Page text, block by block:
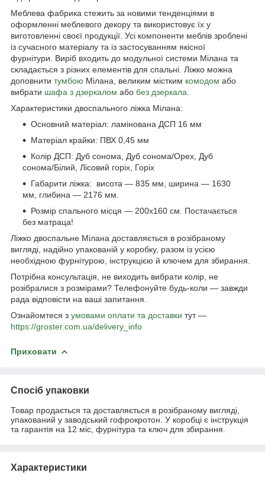
Меблева фабрика стежить за новими тенденціями в
оформленні меблевого декору та використовує їх у
виготовленні своєї продукції. Усі компоненти меблів зроблені
із сучасного матеріалу та із застосуванням якісної
фурнітури. Виріб входить до модульної системи Мілана та
складається з різних елементів для спальні. Ліжко можна
доповнити тумбою Мілана, великим містким комодом або
вибрати шафа з дзеркалом або без дзеркала
Характеристики двоспального ліжка Мілана:
Основний матеріал: ламінована ДСП 16 мм
Матеріал крайки: ПВХ 0,45 мм
Колір ДСП: Дуб сонома, Дуб сонома/Орех, Дуб
сонома/Білий, Лісовий горіх, Горіх
Габарити ліжка: висота — 835 мм, ширина — 1630
мм, глибина — 2176 мм.
Розмір спального місця — 200х160 см. Постачається
без матраца!
Ліжко двоспальне Мілана доставляється в розібраному
вигляді, надійно упакованій у коробку, разом із усією
необхідною фурнітурою, інструкцією й ключем для збирання.
Потрібна консультація, не виходить вибрати колір, не
розібралися з розмірами? Телефонуйте будь-коли — завжди
рада відповісти на ваші запитання.
Ознайомтеся з умовами оплати та доставки тут —
https://groster.com.ua/delivery_info
Приховати
Спосіб упаковки
Товар продається та доставляється в розібраному вигляді,
упакований у заводський гофрокротон. У коробці є інструкція
та гарантія на 12 міс, фурнітура та ключ для збирання.
Характеристики